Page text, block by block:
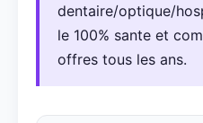
dentaire/optique/
le 100% sante et
offres tous les ans.